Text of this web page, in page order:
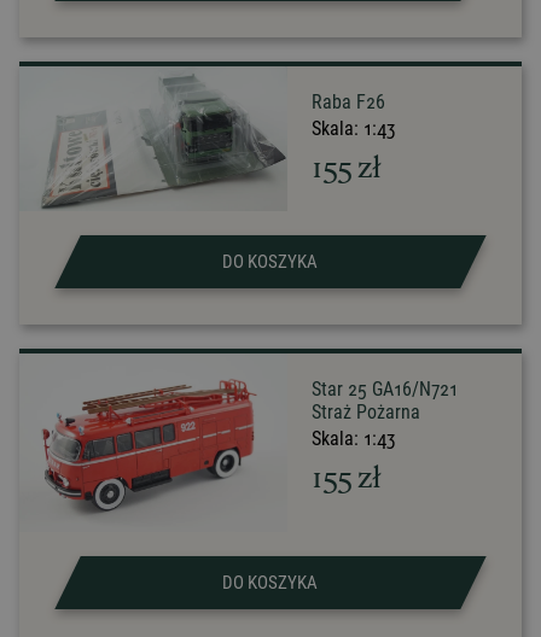
Raba F26
Skala: 1:43
155 zł
DO KOSZYKA
Star 25 GA16/N721
Straż Pożarna
Skala: 1:43
155 zł
DO KOSZYKA